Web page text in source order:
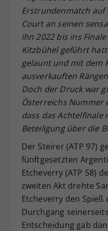
Erstrundenmatch auf
Court an seinen
ihn 2022 bis ins
Kitzbühel geführt
gelaunt und mit dem
ausverkauften
Doch der Druck war
Österreichs Nummer
dass das
Beteiligung über die
Der Steirer (ATP 97)
fünftgesetzten
Etcheverry (ATP 58)
zweiten Akt drehte
Etcheverry den Spieß
Durchgang
Entscheidung gab
Zweck
Dieser
zufällig
hat.